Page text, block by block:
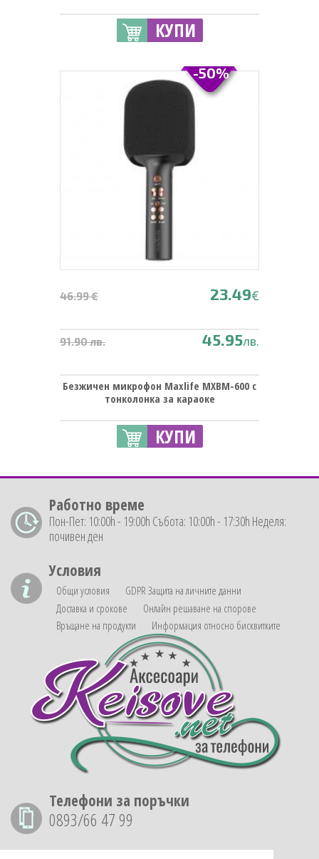
КУПИ
46.99 € 23.49€
91.90 лв. 45.95лв.
Безжичен микрофон Maxlife MXBM-600 с
тонколонка за караоке
КУПИ
-50%
Работно време
Пон-Пет: 10:00h - 19:00h Събота: 10:00h - 17:30h Неделя:
почивен ден
Условия
Общи условия
GDPR Защита на личните данни
Доставка и срокове
Онлайн решаване на спорове
Връщане на продукти
Информация относно бисквитките
Телефони за поръчки
0893/66 47 99